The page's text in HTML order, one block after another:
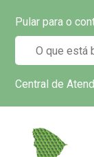
Pular para o
Central de